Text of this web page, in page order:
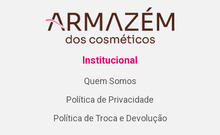
Institucional
Quem Somos
Política de Privacidade
Política de Troca e Devolução